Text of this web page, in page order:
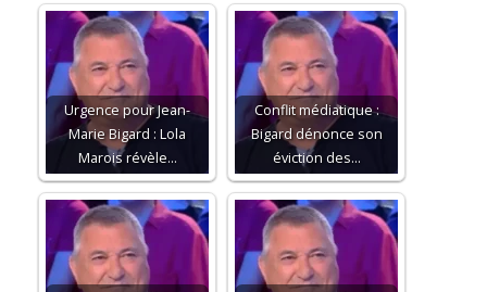
Urgence pour Jean-
Marie Bigard : Lola
Marois révèle…
Conflit médiatique :
Bigard dénonce son
éviction des…